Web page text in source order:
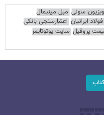
سونی مبل مینیمال
ایرانیان اعتبارسنجی بانکی
پروفیل سایت یوتوتایمز